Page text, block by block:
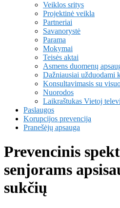
Veiklos sritys
Projektinė veikla
Partneriai
Savanorystė
Parama
Mokymai
Teisės aktai
Asmens duomenų
Dažniausiai užduodami
Konsultavimasis su
Nuorodos
Laikraštukas Vietoj
Paslaugos
Korupcijos prevencija
Pranešėjų apsauga
Prevencinis
senjorams
sukčių